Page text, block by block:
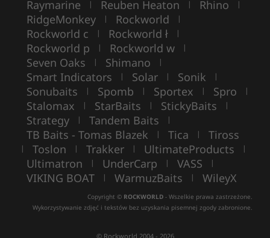
Raymarine | Reuben Heaton | Rhino |
RidgeMonkey | Rockworld |
Rockworld c | Rockworld ł |
Rockworld p | Rockworld w |
Seven Oaks | Shimano |
Smart Indicators | Solar | Sonik |
Sonubaits | Spomb | Sportex | Spro |
Stalomax | StarBaits | StickyBaits |
Strategy | Tandem Baits |
TB Baits - Tomas Blazek | Tica | Tiross
| Toslon | Trakker | UltimateProducts |
Ultimatron | UnderCarp | VASS |
VIKING BOAT | WarmuzBaits | WileyX
Copyright © ROCKWORLD - Wszelkie prawa zastrzeżone.
Wykorzystywanie zdjęć i tekstów bez uzyskania pisemnej zgody zabronione.
© Rockworld 2004 - 2026